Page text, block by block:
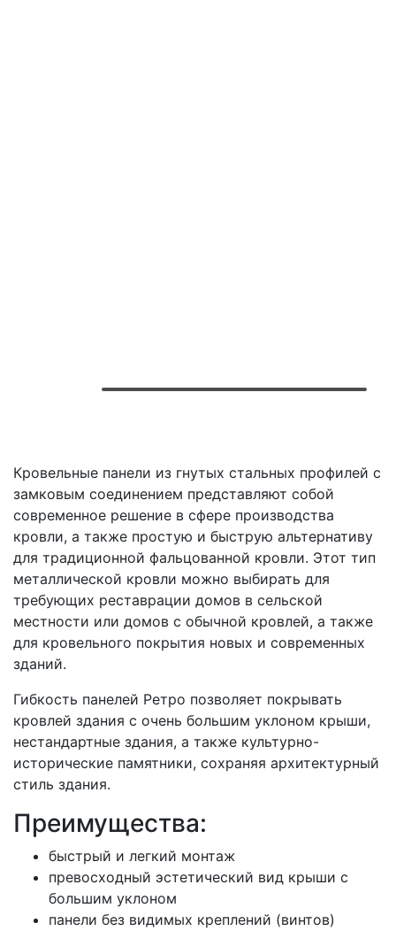
Кровельные панели из гнутых стальных профилей с
замковым соединением представляют собой
современное решение в сфере производства
кровли, а также простую и быструю альтернативу
для традиционной фальцованной кровли. Этот тип
металлической кровли можно выбирать для
требующих реставрации домов в сельской
местности или домов с обычной кровлей, а также
для кровельного покрытия новых и современных
зданий.
Гибкость панелей Ретро позволяет покрывать
кровлей здания с очень большим уклоном крыши,
нестандартные здания, а также культурно-
исторические памятники, сохраняя архитектурный
стиль здания.
Преимущества:
быстрый и легкий монтаж
превосходный эстетический вид крыши с
большим уклоном
панели без видимых креплений (винтов)